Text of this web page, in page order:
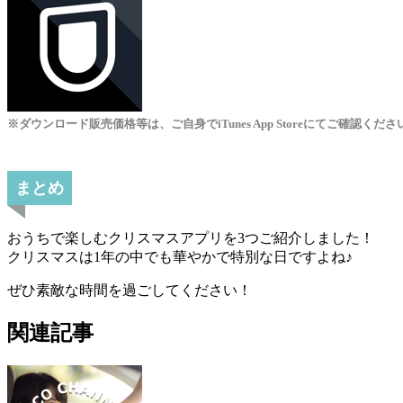
※ダウンロード販売価格等は、ご自身でiTunes App Storeにてご確認くださ
まとめ
おうちで楽しむクリスマスアプリを3つご紹介しました！
クリスマスは1年の中でも華やかで特別な日ですよね♪
ぜひ素敵な時間を過ごしてください！
関連記事